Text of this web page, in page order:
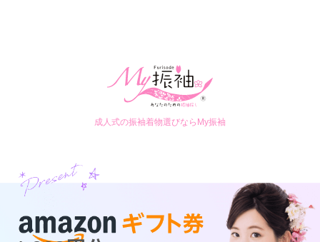
成人式の振袖着物選びならMy振袖